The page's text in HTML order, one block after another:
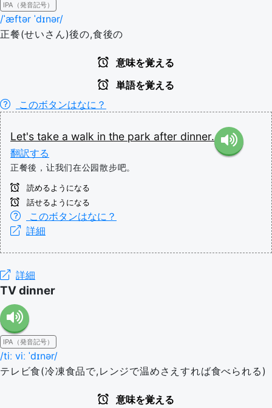
IPA（発音記号）
/ˈæftər ˈdɪnər/
正餐(せいさん)後の,食後の
意味を覚える
単語を覚える
このボタンはなに？
Let's take a walk in the park after dinner.
翻訳する
正餐後，让我们在公园散步吧。
読めるようになる
話せるようになる
このボタンはなに？
詳細
詳細
TV dinner
IPA（発音記号）
/tiː viː ˈdɪnər/
テレビ食(冷凍食品で,レンジで温めさえすれば食べられる)
意味を覚える